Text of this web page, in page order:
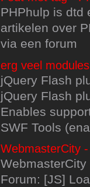
PHPhulp is dtd
artikelen over
via een forum
erg veel
jQuery Flash
jQuery Flash
Enables
SWF Tools
WebmasterCity
Forum: [JS]